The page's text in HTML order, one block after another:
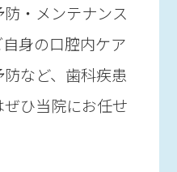
・メンテナンス
身の口腔内ケア
など、歯科疾患
ひ当院にお任せ